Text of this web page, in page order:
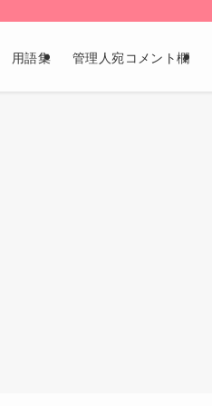
用語集 管理人宛コメント欄